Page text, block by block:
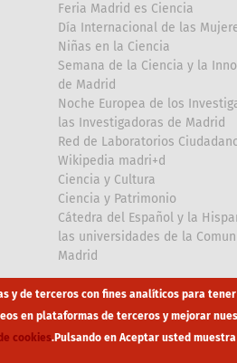
Feria Madrid es Ciencia
Día Internacional de las
Niñas en la Ciencia
Semana de la Ciencia y la
de Madrid
Noche Europea de los
las Investigadoras de Madrid
Red de Laboratorios
Wikipedia madri+d
Ciencia y Cultura
Ciencia y Patrimonio
Cátedra del Español y la
las universidades de la
Madrid
Array
y de terceros con fines analíticos para
en plataformas de terceros y mejorar
cookies.Pulsando en Aceptar usted